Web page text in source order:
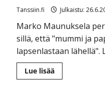
Tanssiin.fi Julkaistu:
Marko Maunuksela
sillä, että "mummi ja
lapsenlastaan lähellä".
Lue lisääLue
lisää